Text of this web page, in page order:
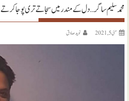
محمد سلیم ساگر … دل کے مندر میں سجاتے تری پوجا کرتے
مئی 5, 2021 نويد صادق